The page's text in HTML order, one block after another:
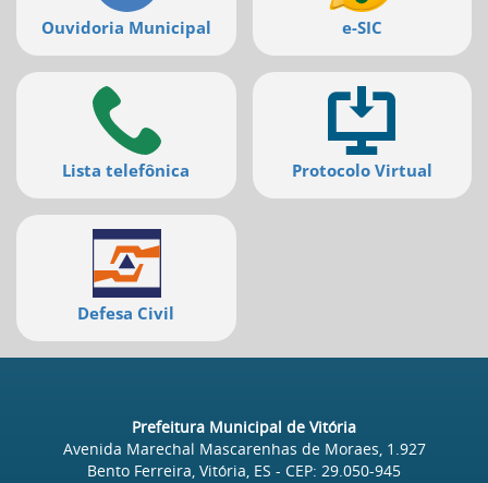
Ouvidoria Municipal e-SIC
Lista telefônica Protocolo Virtual
Defesa Civil
Prefeitura Municipal de Vitória
Avenida Marechal Mascarenhas de Moraes, 1.927
Bento Ferreira, Vitória, ES - CEP: 29.050-945